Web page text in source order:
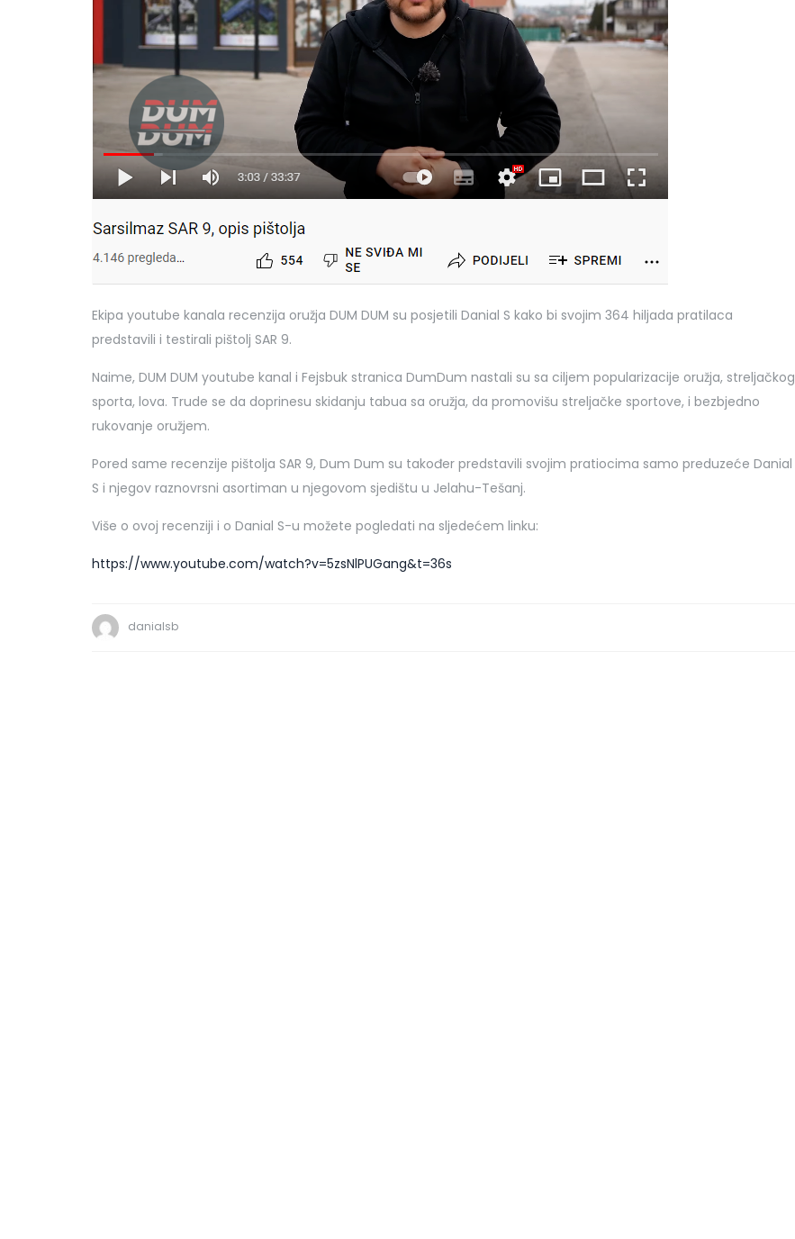
Ekipa youtube kanala recenzija oružja DUM DUM su posjetili Danial S kako bi svojim 364 hiljada pratilaca
predstavili i testirali pištolj SAR 9.
Naime, DUM DUM youtube kanal i Fejsbuk stranica DumDum nastali su sa ciljem popularizacije oružja, streljačkog
sporta, lova. Trude se da doprinesu skidanju tabua sa oružja, da promovišu streljačke sportove, i bezbjedno
rukovanje oružjem.
Pored same recenzije pištolja SAR 9, Dum Dum su također predstavili svojim pratiocima samo preduzeće Danial
S i njegov raznovrsni asortiman u njegovom sjedištu u Jelahu-Tešanj.
Više o ovoj recenziji i o Danial S-u možete pogledati na sljedećem linku:
https://www.youtube.com/watch?v=5zsNlPUGang&t=36s
danialsb